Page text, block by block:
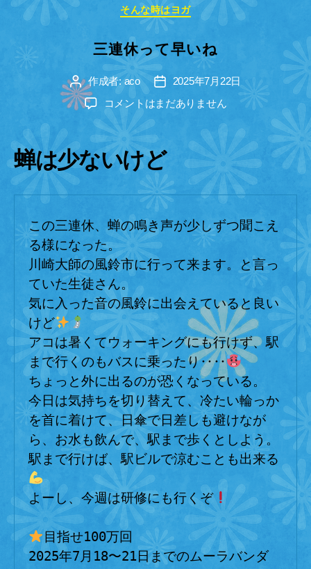
カ
テ
ゴ
リ
ー
そんな時はヨガ
三連休って早いね
投
稿
者
作成者:aco
投
稿
日
2025年7月22日
三
連
休
っ
て
い
へ
の
コメントはまだありません
蝉は少ないけど
この三連休、蝉の鳴き声が少しずつ聞こえ
る様になった。
川崎大師の風鈴市に行って来ます。と言っ
ていた生徒さん。
気に入った音の風鈴に出会えていると良い
けど
アコは暑くてウォーキングにも行けず、駅
まで行くのもバスに乗ったり‥‥
ちょっと外に出るのが恐くなっている。
今日は気持ちを切り替えて、冷たい輪っか
を首に着けて、日傘で日差しも避けなが
ら、お水も飲んで、駅まで歩くとしよう。
駅まで行けば、駅ビルで涼むことも出来る
よーし、今週は研修にも行くぞ
目指せ100万回
2025年7月18〜21日までのムーラバンダ